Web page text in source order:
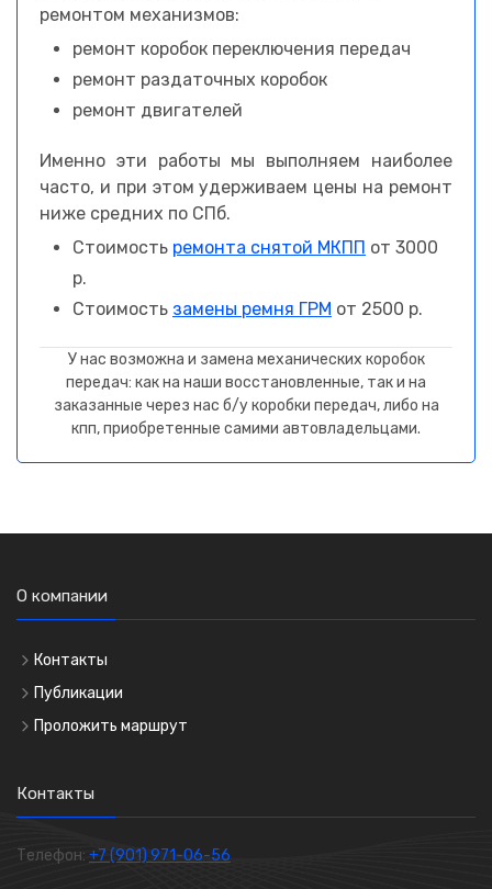
ремонтом механизмов:
ремонт коробок переключения передач
ремонт раздаточных коробок
ремонт двигателей
Именно эти работы мы выполняем наиболее
часто, и при этом удерживаем цены на ремонт
ниже средних по СПб.
Стоимость ремонта снятой МКПП от 3000
р.
Стоимость замены ремня ГРМ от 2500 р.
У нас возможна и замена механических коробок
передач: как на наши восстановленные, так и на
заказанные через нас б/у коробки передач, либо на
кпп, приобретенные самими автовладельцами.
О компании
Контакты
Публикации
Проложить маршрут
Контакты
Телефон: +7 (901) 971-06-56